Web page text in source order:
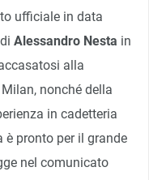
ufficiale in data
Alessandro Nesta in
alla
nonché della
in cadetteria
è pronto per il grande
nel comunicato